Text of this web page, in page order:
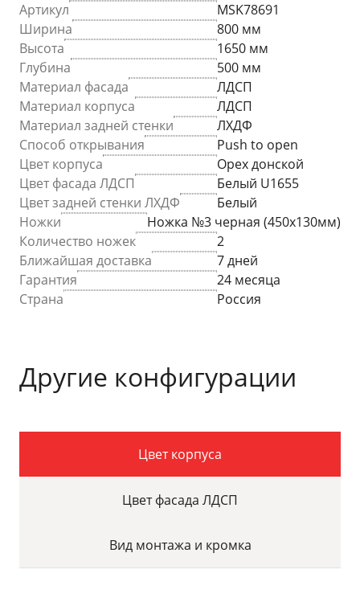
Артикул
MSK78691
Ширина
800 мм
Высота
1650 мм
Глубина
500 мм
Материал фасада
ЛДСП
Материал корпуса
ЛДСП
Материал задней стенки
ЛХДФ
Способ открывания
Push to open
Цвет корпуса
Орех донской
Цвет фасада ЛДСП
Белый U1655
Цвет задней стенки ЛХДФ
Белый
Ножки
Ножка №3 черная (450х130мм)
Количество ножек
2
Ближайшая доставка
7 дней
Гарантия
24 месяца
Страна
Россия
Другие конфигурации
Цвет корпуса
Цвет фасада ЛДСП
Вид монтажа и кромка